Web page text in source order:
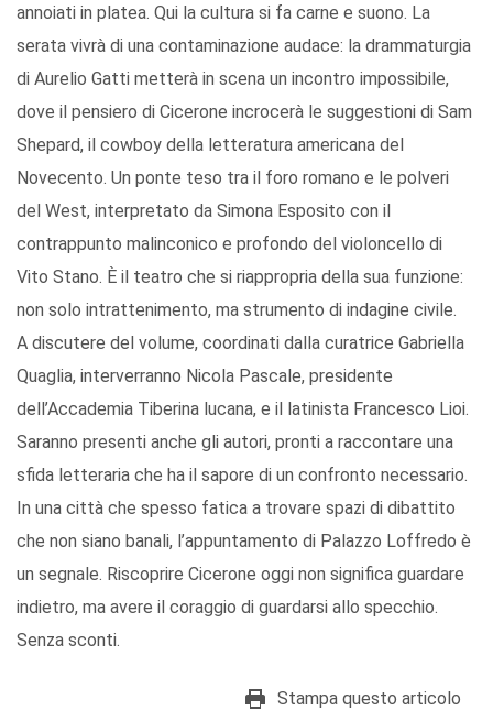
annoiati in platea. Qui la cultura si fa carne e suono. La
serata vivrà di una contaminazione audace: la drammaturgia
di Aurelio Gatti metterà in scena un incontro impossibile,
dove il pensiero di Cicerone incrocerà le suggestioni di Sam
Shepard, il cowboy della letteratura americana del
Novecento. Un ponte teso tra il foro romano e le polveri
del West, interpretato da Simona Esposito con il
contrappunto malinconico e profondo del violoncello di
Vito Stano. È il teatro che si riappropria della sua funzione:
non solo intrattenimento, ma strumento di indagine civile.
A discutere del volume, coordinati dalla curatrice Gabriella
Quaglia, interverranno Nicola Pascale, presidente
dell’Accademia Tiberina lucana, e il latinista Francesco Lioi.
Saranno presenti anche gli autori, pronti a raccontare una
sfida letteraria che ha il sapore di un confronto necessario.
In una città che spesso fatica a trovare spazi di dibattito
che non siano banali, l’appuntamento di Palazzo Loffredo è
un segnale. Riscoprire Cicerone oggi non significa guardare
indietro, ma avere il coraggio di guardarsi allo specchio.
Senza sconti.
Stampa questo articolo